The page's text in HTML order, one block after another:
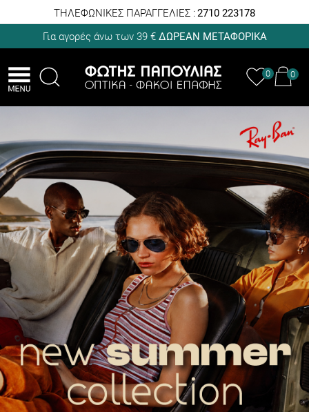
ΤΗΛΕΦΩΝΙΚΕΣ ΠΑΡΑΓΓΕΛΙΕΣ : 2710 223178
Για αγορές άνω των 39 € ΔΩΡΕΑΝ ΜΕΤΑΦΟΡΙΚΑ
0 0